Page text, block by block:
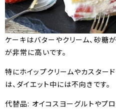
ケーキはバターやクリーム、砂糖
が非常に高いです。
特にホイップクリームやカスター
は、ダイエット中には不向きです。
代替品: オイコスヨーグルトやプ